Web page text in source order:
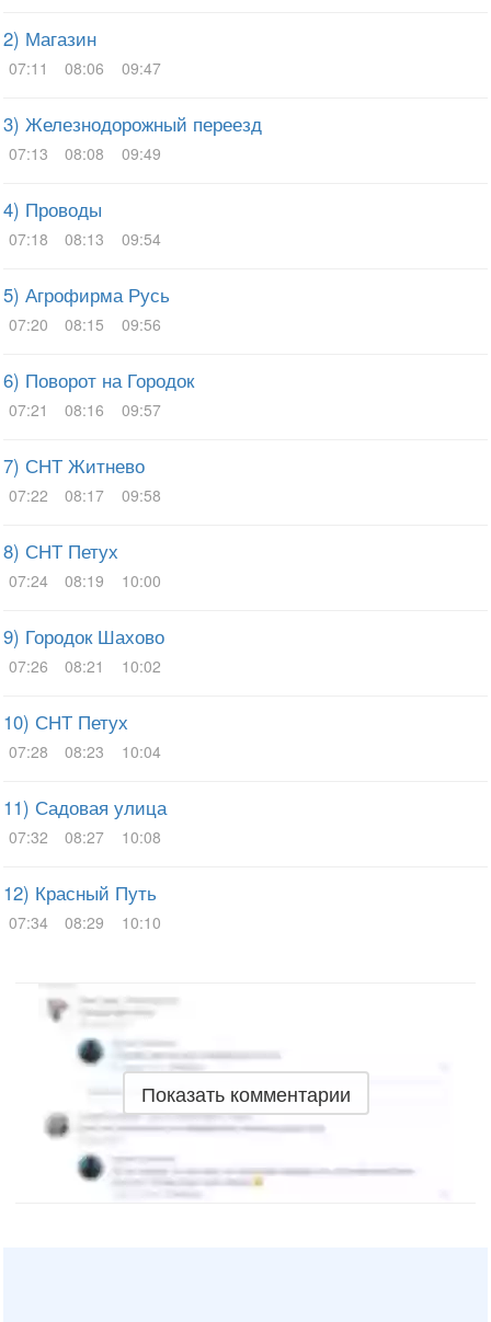
2) Магазин
07:11 08:06 09:47
3) Железнодорожный переезд
07:13 08:08 09:49
4) Проводы
07:18 08:13 09:54
5) Агрофирма Русь
07:20 08:15 09:56
6) Поворот на Городок
07:21 08:16 09:57
7) СНТ Житнево
07:22 08:17 09:58
8) СНТ Петух
07:24 08:19 10:00
9) Городок Шахово
07:26 08:21 10:02
10) СНТ Петух
07:28 08:23 10:04
11) Садовая улица
07:32 08:27 10:08
12) Красный Путь
07:34 08:29 10:10
Показать комментарии